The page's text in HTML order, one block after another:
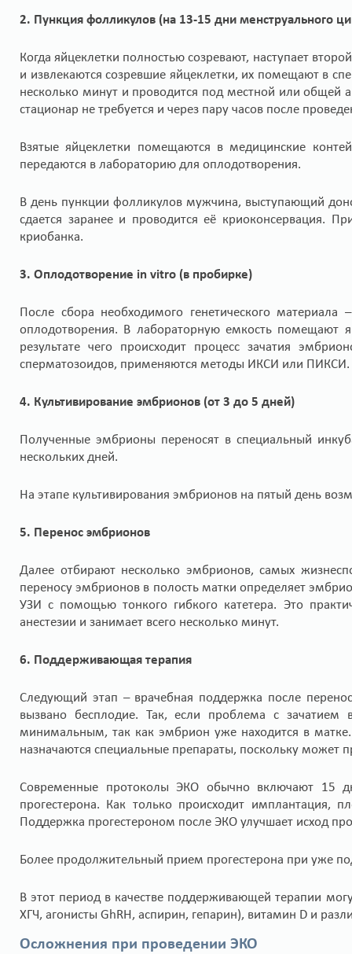
2. Пункция фолликулов (на 13-15 дни менструального
Когда яйцеклетки полностью созревают, наступает
и извлекаются созревшие яйцеклетки, их помещают в
несколько минут и проводится под местной или общей
стационар не требуется и через пару часов после
Взятые яйцеклетки помещаются в медицинские
передаются в лабораторию для оплодотворения.
В день пункции фолликулов мужчина, выступающий
сдается заранее и проводится её криоконсервация.
криобанка.
3. Оплодотворение in vitro (в пробирке)
После сбора необходимого генетического материала
оплодотворения. В лабораторную емкость помещают
результате чего происходит процесс зачатия
сперматозоидов, применяются методы ИКСИ или ПИКСИ.
4. Культивирование эмбрионов (от 3 до 5 дней)
Полученные эмбрионы переносят в специальный
нескольких дней.
На этапе культивирования эмбрионов на пятый день
5. Перенос эмбрионов
Далее отбирают несколько эмбрионов, самых
переносу эмбрионов в полость матки определяет
УЗИ с помощью тонкого гибкого катетера. Это
анестезии и занимает всего несколько минут.
6. Поддерживающая терапия
Следующий этап – врачебная поддержка после
вызвано бесплодие. Так, если проблема с зачатием
минимальным, так как эмбрион уже находится в
назначаются специальные препараты, поскольку
Современные протоколы ЭКО обычно включают 15
прогестерона. Как только происходит имплантация,
Поддержка прогестероном после ЭКО улучшает исход
Более продолжительный прием прогестерона при уже
В этот период в качестве поддерживающей терапии
ХГЧ, агонисты GhRH, аспирин, гепарин), витамин D и
Осложнения при проведении ЭКО